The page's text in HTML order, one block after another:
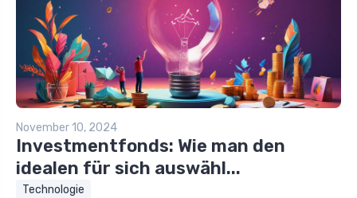
November 10, 2024
Investmentfonds: Wie man den
idealen für sich auswähl...
Technologie